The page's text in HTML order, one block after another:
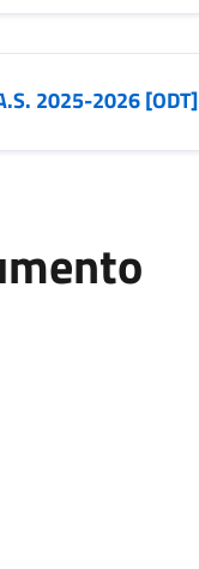
2025-2026 [ODT]